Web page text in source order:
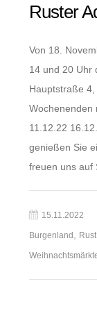
Ruster
Von 18.
14 und 20 Uhr
Hauptstraße
11.12.22
genießen Sie
freuen uns auf
15.11.2022
Burgenland , Rust